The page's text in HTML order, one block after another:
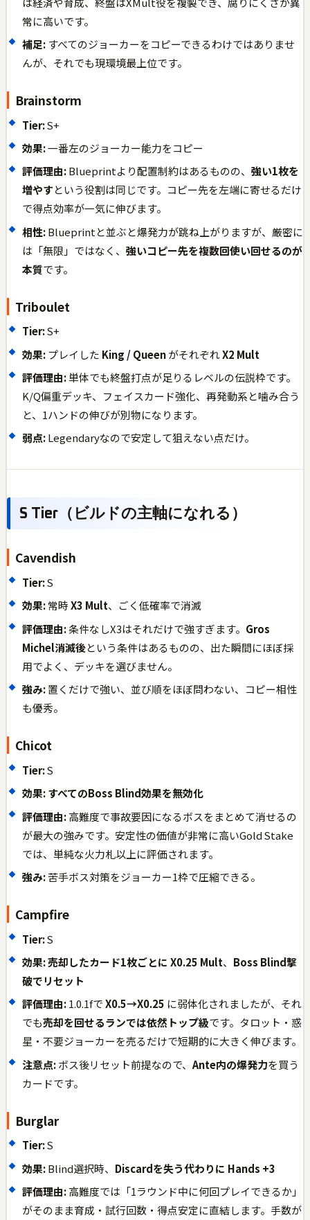
常に高いです。
補足:すべてのジョーカーをコピーできるわけではありませ
んが、それでも現環境最上位です。
Brainstorm
Tier:S+
効果:一番左のジョーカー能力をコピー
評価理由:Blueprintより配置制約はあるものの、 強い1枚を
増やすという役割は同じです。コピー先を左端に寄せるだけ
で得点効率が一気に伸びます。
相性:Blueprintと並ぶと爆発力が跳ね上がりますが、厳密に
は「無限」ではなく、 強いコピー先を複数回使い回せるのが
本質です。
Triboulet
Tier:S+
効果:プレイした King / QueenがそれぞれX2 Mult
評価理由:単体でも終盤打点が足りるレベルの伝説枠です。
K/Q偏重デッキ、フェイスカード強化、再発動系と噛み合う
と、1ハンドの伸びが別物になります。
弱点:Legendaryなので安定して狙えない点だけ。
S Tier（ビルドの主軸になれる）
Cavendish
Tier:S
効果:常時X3 Mult、ごく低確率で消滅
評価理由:条件なしX3はそれだけで強すぎます。 Gros
Michel消滅後という条件はあるものの、出た瞬間にほぼ採
用でよく、デッキを選びません。
強み:置くだけで強い、並び順をほぼ問わない、コピー相性
も優秀。
Chicot
Tier:S
効果:すべてのBoss Blind効果を無効化
評価理由:高難度で事故要因になるボスをまとめて消せるの
が最大の強みです。安定性の価値が非常に高いGold Stake
では、単純な火力札以上に評価されます。
強み:苦手ボス対策をジョーカー1枠で圧縮できる。
Campfire
Tier:S
効果:売却したカード1枚ごとに X0.25 Mult、 Boss Blind撃
破でリセット
評価理由:1.0.1fでX0.5→X0.25 に弱体化されましたが、それ
でも売却を回せるランでは依然トップ級です。タロット・惑
星・不要ジョーカーを売るだけで短期的に大きく伸びます。
注意点:ボス後リセット前提なので、 Ante内の爆発力を買う
カードです。
Burglar
Tier:S
効果:Blind選択時、 Discardを失う代わりに Hands +3
評価理由:高難度では「1ラウンド中に何回プレイできるか」
がそのまま育成・試行回数・得点安定に直結します。手数が